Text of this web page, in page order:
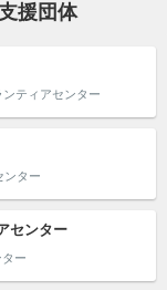
援団体
ンティアセンター
ンター
センター
ー